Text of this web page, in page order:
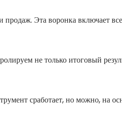
Эта воронка включает
не только итоговый
сработает, но можно, на